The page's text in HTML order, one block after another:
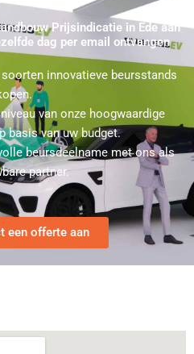
Prijsindicatie in Ede aan
dag per email ontvangen
innovatieve beursstands
van onze hoogwaardige
basis van uw budget.
beursdeelname met ons als
partner.
een offerte aan